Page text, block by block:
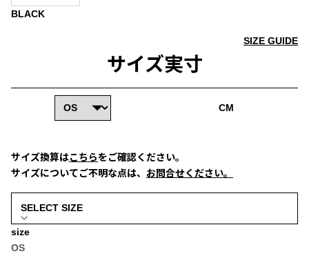
BLACK
SIZE GUIDE
サイズ実寸
CM
サイズ換算はこちらをご確認ください。
サイズについてご不明な点は、 お問合せください。
size
OS